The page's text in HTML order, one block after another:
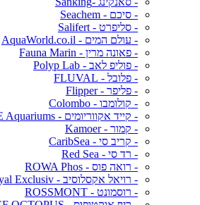
- סיכם - Seachem
- סליפרט - Salifert
- עולם המים - AquaWorld.co.il
- פאונה מרין - Fauna Marin
- פוליפ לאב - Polyp Lab
- פלובל - FLUVAL
- פליפר - Flipper
- קולומבו - Colombo
- קייד אקווריומים - CADE Aquariums
- קמור - Kamoer
- קריב סי - CaribSea
- רד סי - Red Sea
- רואה פוס - ROWA Phos
- רויאל אקסלוסיב - Royal Exclusiv
- רוסמונט - ROSSMONT